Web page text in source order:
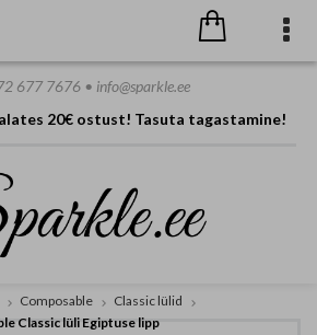
20€ ostust! Tasuta tagastamine!
677 7676 • info@sparkle.ee
Composable
Classic lülid
Classic lüli Egiptuse lipp